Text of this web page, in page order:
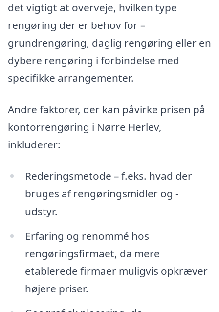
det vigtigt at overveje, hvilken type
rengøring der er behov for –
grundrengøring, daglig rengøring eller en
dybere rengøring i forbindelse med
specifikke arrangementer.
Andre faktorer, der kan påvirke prisen på
kontorrengøring i Nørre Herlev,
inkluderer:
Rederingsmetode – f.eks. hvad der
bruges af rengøringsmidler og -
udstyr.
Erfaring og renommé hos
rengøringsfirmaet, da mere
etablerede firmaer muligvis opkræver
højere priser.